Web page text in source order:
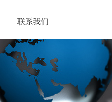
联系我们